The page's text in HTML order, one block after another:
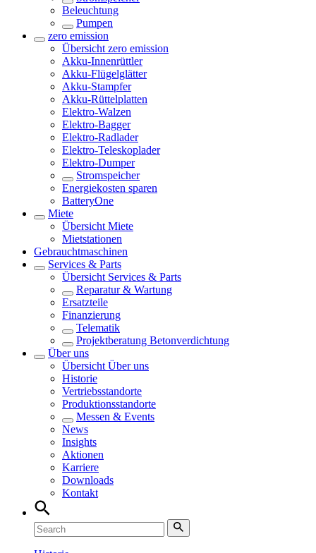
Beleuchtung
Pumpen
zero emission
Übersicht zero emission
Akku-Innenrüttler
Akku-Flügelglätter
Akku-Stampfer
Akku-Rüttelplatten
Elektro-Walzen
Elektro-Bagger
Elektro-Radlader
Elektro-Teleskoplader
Elektro-Dumper
Stromspeicher
Energiekosten sparen
BatteryOne
Miete
Übersicht Miete
Mietstationen
Gebrauchtmaschinen
Services & Parts
Übersicht Services & Parts
Reparatur & Wartung
Ersatzteile
Finanzierung
Telematik
Projektberatung Betonverdichtung
Über uns
Übersicht Über uns
Historie
Vertriebsstandorte
Produktionsstandorte
Messen & Events
News
Insights
Aktionen
Karriere
Downloads
Kontakt